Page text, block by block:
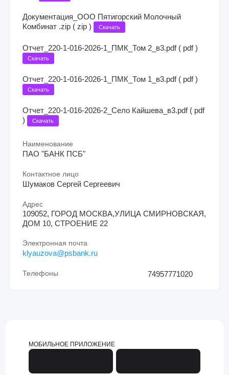
Документация_ООО Пятигорский Молочный
Комбинат .zip ( zip )
Скачать
Отчет_220-1-016-2026-1_ПМК_Том 2_в3.pdf ( pdf )
Скачать
Отчет_220-1-016-2026-1_ПМК_Том 1_в3.pdf ( pdf )
Скачать
Отчет_220-1-016-2026-2_Село Кайшева_в3.pdf ( pdf
)
Скачать
Наименование
ПАО "БАНК ПСБ"
Контактное лицо
Шумаков Сергей Сергеевич
Адрес
109052, ГОРОД МОСКВА,УЛИЦА СМИРНОВСКАЯ,
ДОМ 10, СТРОЕНИЕ 22
Электронная почта
klyauzova@psbank.ru
Телефоны 74957771020
МОБИЛЬНОЕ ПРИЛОЖЕНИЕ